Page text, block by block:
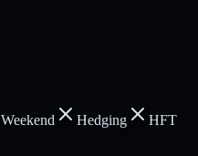
Weekend Hedging
HFT